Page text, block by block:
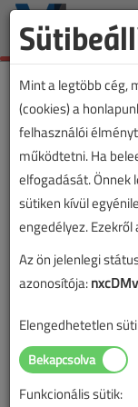
Mint a legtöbb cég,
(cookies) a
felhasználói
működtetni. Ha
elfogadását. Önnek
sütiken kívül
engedélyez.
Az ön jelenlegi
azonosítója:
Elengedhetetlen
Funkcionális sütik: